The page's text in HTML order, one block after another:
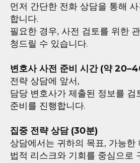
먼저 간단한 전화 상담을 통해
합니다.
필요한 경우, 사전 검토를 위한
청드릴 수 있습니다.
변호사 사전 준비 시간 (약
전략 상담에 앞서,
담당 변호사가 제출된 정보를 검
준비를 진행합니다.
집중 전략 상담 (30분)
상담에서는 귀하의 목표, 가능한
법적 리스크와 기회를 중심으로